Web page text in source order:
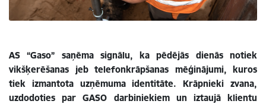
AS “Gaso” saņēma signālu, ka pēdējās dienās notiek
vikšķerēšanas jeb telefonkrāpšanas mēģinājumi, kuros
tiek izmantota uzņēmuma identitāte. Krāpnieki zvana,
uzdodoties par GASO darbiniekiem un iztaujā klientu